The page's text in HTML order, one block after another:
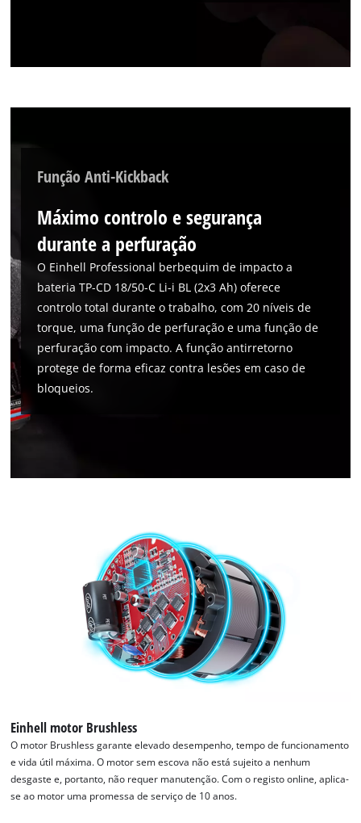
to the list of technologies used.
Função Anti-Kickback
Máximo controlo e segurança
durante a perfuração
O Einhell Professional berbequim de impacto a
bateria TP-CD 18/50-C Li-i BL (2x3 Ah) oferece
controlo total durante o trabalho, com 20 níveis de
torque, uma função de perfuração e uma função de
perfuração com impacto. A função antirretorno
protege de forma eficaz contra lesões em caso de
bloqueios.
Einhell motor Brushless
O motor Brushless garante elevado desempenho, tempo de funcionamento
e vida útil máxima. O motor sem escova não está sujeito a nenhum
desgaste e, portanto, não requer manutenção. Com o registo online, aplica-
se ao motor uma promessa de serviço de 10 anos.